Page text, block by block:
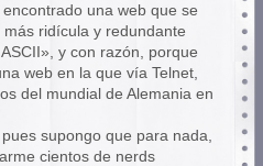
una web que se
ridícula y redundante
y con razón, porque
web en la que vía Telnet,
del mundial de Alemania en
supongo que para nada,
cientos de nerds